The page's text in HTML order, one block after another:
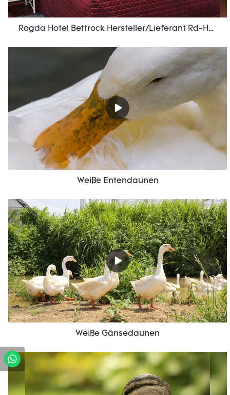
Rogda Hotel Bettrock Hersteller/Lieferant Rd-Hf-006
Weiße Entendaunen
Weiße Gänsedaunen